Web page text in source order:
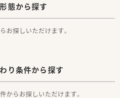
態から探す
お探しいただけます。
り条件から探す
からお探しいただけます。